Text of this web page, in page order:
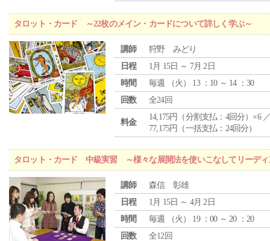
タロット・カード ～22枚のメイン・カードについて詳しく学ぶ～
講師
狩野 みどり
日程
1月 15日 ～ 7月 2日
時間
毎週 （火 ） 13 ：10 ～ 14 ：30
回数
全24回
料金
14,175円（分割支払：4回分）×6
77,175円（一括支払：24回分）
タロット・カード 中級実習 ～様々な展開法を使いこなしてリーディ
講師
森信 彰雄
日程
1月 15日 ～ 4月 2日
時間
毎週 （火 ） 19 ：00 ～ 20 ：20
回数
全12回